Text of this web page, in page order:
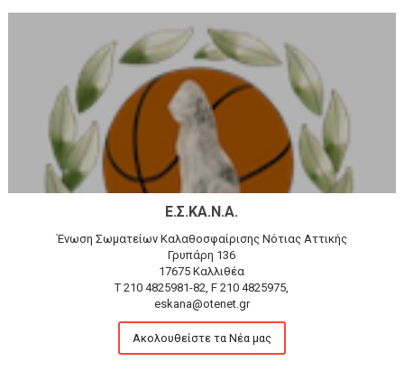
Ε.Σ.ΚΑ.Ν.Α.
Ένωση Σωματείων Καλαθοσφαίρισης Νότιας Αττικής
Γρυπάρη 136
17675 Καλλιθέα
T 210 4825981-82, F 210 4825975,
eskana@otenet.gr
Ακολουθείστε τα Νέα μας